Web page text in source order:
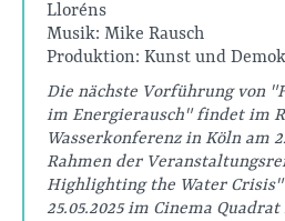
Lloréns
Musik: Mike Rausch
Produktion: Kunst und
Die nächste Vorführung von
im Energierausch" findet im
Wasserkonferenz in Köln am
Rahmen der
Highlighting the Water
25.05.2025 im Cinema